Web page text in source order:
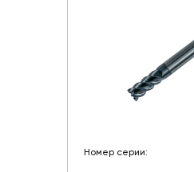
Номер серии: